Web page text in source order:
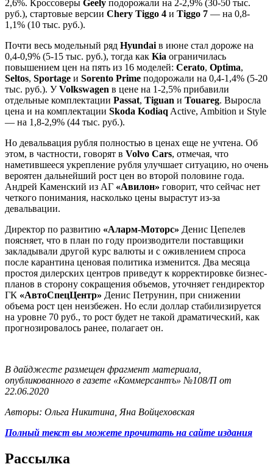
2,6%. Кроссоверы Geely подорожали на 2-2,9% (30-50 тыс.
руб.), стартовые версии Chery Tiggo 4 и Tiggo 7 — на 0,8-
1,1% (10 тыс. руб.).
Почти весь модельный ряд Hyundai в июне стал дороже на
0,4-0,9% (5-15 тыс. руб.), тогда как Kia ограничилась
повышением цен на пять из 16 моделей: Cerato, Optima,
Seltos, Sportage и Sorento Prime подорожали на 0,4-1,4% (5-20
тыс. руб.). УVolkswagen в цене на 1-2,5% прибавили
отдельные комплектации Passat, Tiguan и Touareg. Выросла
цена и на комплектации Skoda Kodiaq Active, Ambition и Style
— на 1,8-2,9% (44 тыс. руб.).
Но девальвация рубля полностью в ценах еще не учтена. Об
этом, в частности, говорят в Volvo Cars, отмечая, что
наметившееся укрепление рубля улучшает ситуацию, но очень
вероятен дальнейший рост цен во второй половине года.
Андрей Каменский из АГ «Авилон» говорит, что сейчас нет
четкого понимания, насколько цены вырастут из-за
девальвации.
Директор по развитию «Аларм-Моторс» Денис Цепелев
поясняет, что в план по году производители поставщики
закладывали другой курс валюты и с оживлением спроса
после карантина ценовая политика изменится. Два месяца
простоя дилерских центров приведут к корректировке бизнес-
планов в сторону сокращения объемов, уточняет гендиректор
ГК «АвтоСпецЦентр» Денис Петрунин, при снижении
объема рост цен неизбежен. Но если доллар стабилизируется
на уровне 70 руб., то рост будет не такой драматический, как
прогнозировалось ранее, полагает он.
В дайджесте размещен фрагмент материала,
опубликованного в газете «Коммерсантъ» №108/П от
22.06.2020
Авторы: Ольга Никитина, Яна Войцеховская
Полный текст вы можете прочитать на сайте издания
Рассылка